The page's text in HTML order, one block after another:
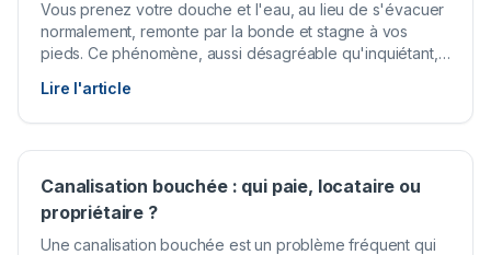
Vous prenez votre douche et l'eau, au lieu de s'évacuer
normalement, remonte par la bonde et stagne à vos
pieds. Ce phénomène, aussi désagréable qu'inquiétant,
d'évacuation. Les causes peuvent aller d'un simple
bouchon de cheveux dans le siphon à un défaut plus
Lire l'article
Canalisation bouchée : qui paie, locataire ou
propriétaire ?
Une canalisation bouchée est un problème fréquent qui